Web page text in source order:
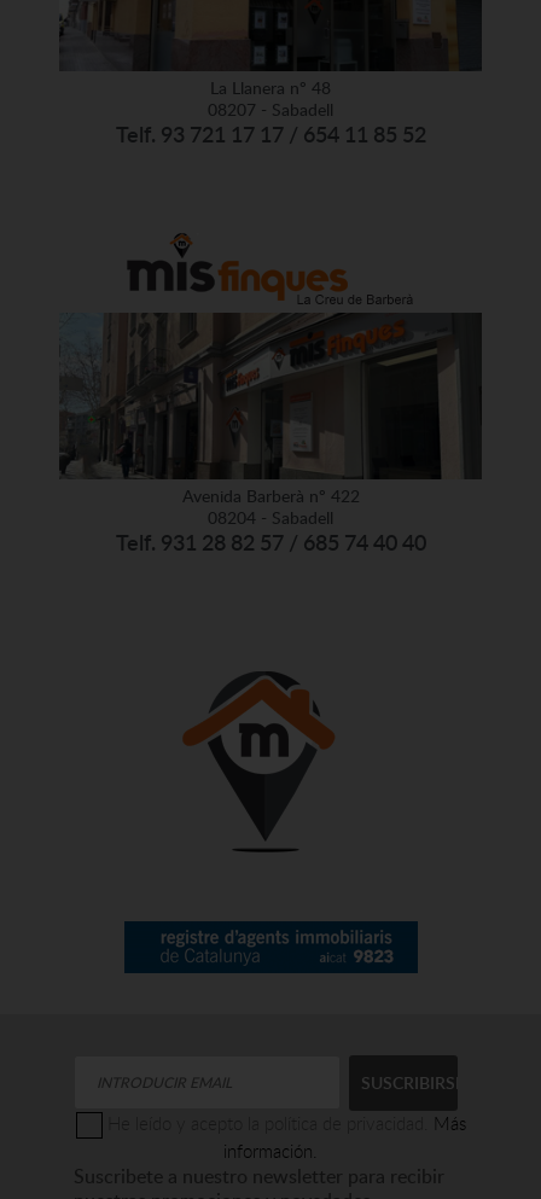
La Llanera nº 48
08207 - Sabadell
Telf. 93 721 17 17 / 654 11 85 52
Avenida Barberà nº 422
08204 - Sabadell
Telf. 931 28 82 57 / 685 74 40 40
Más
información.
Suscribete a nuestro newsletter para recibir